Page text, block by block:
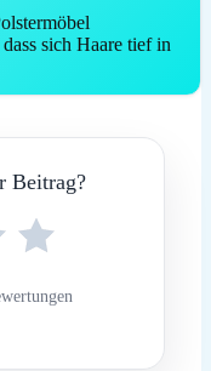
sich Haare tief in
Beitrag?